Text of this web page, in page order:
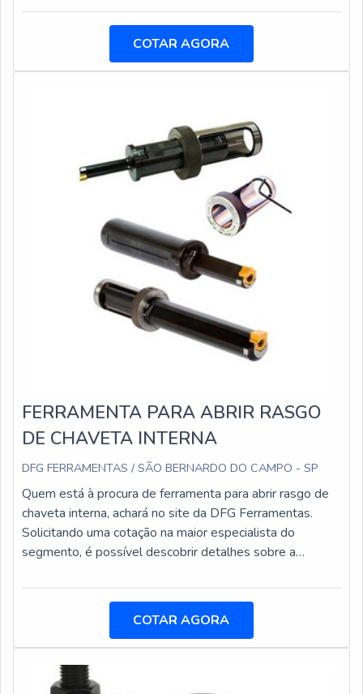
aplicação dos cilindros hidráulicos é muito eficiente e
ao fato de o cilindro hidráulico desse modelo possuir
características técnicas específicas, o que garante um
COTAR AGORA
FERRAMENTA PARA ABRIR RASGO
DE CHAVETA INTERNA
DFG FERRAMENTAS / SÃO BERNARDO DO CAMPO - SP
Quem está à procura de ferramenta para abrir rasgo de
chaveta interna, achará no site da DFG Ferramentas.
Solicitando uma cotação na maior especialista do
segmento, é possível descobrir detalhes sobre a
atuação.MAIS SOBRE A FERRAMENTA PARA ABRIR
ferramenta para abrir rasgo de chaveta interna em uma
empresa inovadora, acha o site da DFG Ferramentas. Na
companhia também é possível encontrar alicates para
anéis de fixação e rolo recartilhador para deformação,
COTAR AGORA